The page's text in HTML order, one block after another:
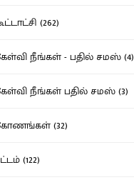
(262)
நீங்கள் - பதில் சமஸ் (4)
நீங்கள் பதில் சமஸ் (3)
(32)
(122)